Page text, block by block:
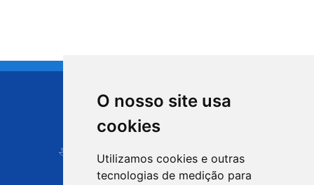
O nosso site usa
cookies
Utilizamos cookies e outras
tecnologias de medição para
CIDADE DE
Carapicuíba